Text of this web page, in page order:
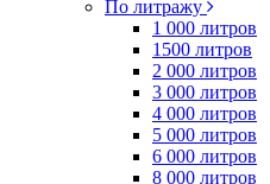
По литражу
1 000 литров
1500 литров
2 000 литров
3 000 литров
4 000 литров
5 000 литров
6 000 литров
8 000 литров